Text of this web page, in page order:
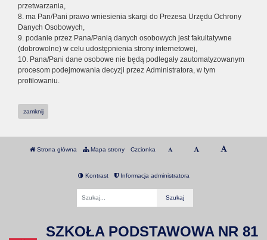
przetwarzania,
8. ma Pan/Pani prawo wniesienia skargi do Prezesa Urzędu Ochrony
Danych Osobowych,
9. podanie przez Pana/Panią danych osobowych jest fakultatywne
(dobrowolne) w celu udostępnienia strony internetowej,
10. Pana/Pani dane osobowe nie będą podlegały zautomatyzowanym
procesom podejmowania decyzji przez Administratora, w tym
profilowaniu.
zamknij
Strona główna Mapa strony Czcionka
Kontrast Informacja administratora
SZKOŁA PODSTAWOWA NR 81